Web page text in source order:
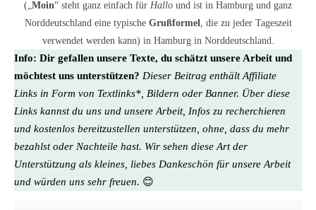
(„Moin“ steht ganz einfach für Hallo und ist in Hamburg und ganz
Norddeutschland eine typische Grußformel, die zu jeder Tageszeit
verwendet werden kann) in Hamburg in Norddeutschland.
Info: Dir gefallen unsere Texte, du schätzt unsere Arbeit und
möchtest uns unterstützen? Dieser Beitrag enthält Affiliate
Links in Form von Textlinks*, Bildern oder Banner. Über diese
Links kannst du uns und unsere Arbeit, Infos zu recherchieren
und kostenlos bereitzustellen unterstützen, ohne, dass du mehr
bezahlst oder Nachteile hast. Wir sehen diese Art der
Unterstützung als kleines, liebes Dankeschön für unsere Arbeit
und würden uns sehr freuen. 😊